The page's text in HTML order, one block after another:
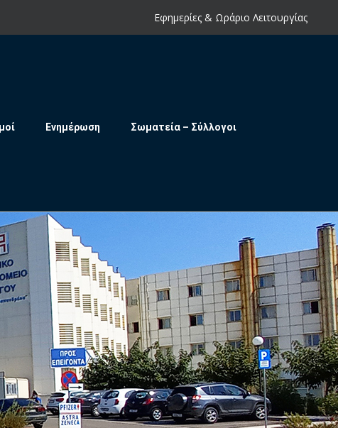
Εφημερίες & Ωράριο Λειτουργίας
Ενημέρωση Σωματεία – Σύλλογοι